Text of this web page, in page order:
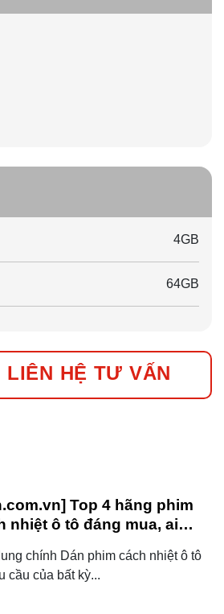
4GB
64GB
LIÊN HỆ TƯ VẤN
Top 4 hãng phim
nhiệt ô tô đáng mua, ai
chính Dán phim cách nhiệt ô tô
cầu của bất kỳ...